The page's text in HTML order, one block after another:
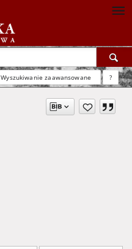
Wyszukiwanie zaawansowane ?